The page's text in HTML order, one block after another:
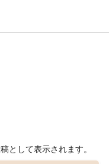
として表示されます。